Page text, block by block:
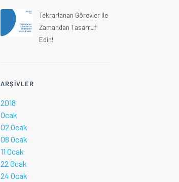
Tekrarlanan Görevler ile
Zamandan Tasarruf
Edin!
ARŞIVLER
2018
Ocak
02 Ocak
08 Ocak
11 Ocak
22 Ocak
24 Ocak